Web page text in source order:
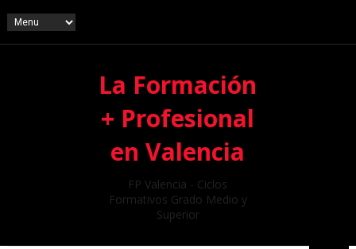
La Formación
+ Profesional
en Valencia
FP Valencia - Ciclos
Formativos Grado Medio y
Superior